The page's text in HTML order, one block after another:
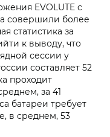
EVOLUTE с
совершили более
статистика за
к выводу, что
сессии у
составляет 52
проходит
за 41
батареи требует
в среднем, 53